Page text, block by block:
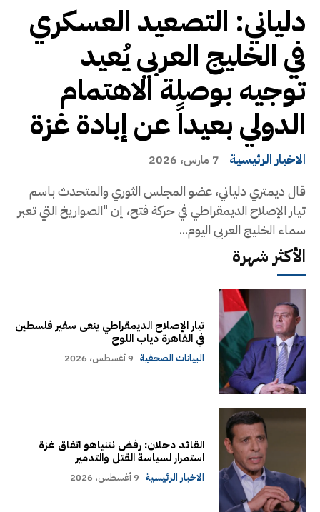
دلياني: التصعيد العسكري
في الخليج العربي يُعيد
توجيه بوصلة الاهتمام
الدولي بعيداً عن إبادة غزة
الاخبار الرئيسية 7 مارس، 2026
قال ديمتري دلياني، عضو المجلس الثوري والمتحدث باسم
تيار الإصلاح الديمقراطي في حركة فتح، إن "الصواريخ التي تعبر
سماء الخليج العربي اليوم...
الأكثر شهرة
تيار الإصلاح الديمقراطي ينعى سفير فلسطين
في القاهرة دياب اللوح
البيانات الصحفية 9 أغسطس، 2026
القائد دحلان: رفض نتنياهو اتفاق غزة
استمرار لسياسة القتل والتدمير
الاخبار الرئيسية 9 أغسطس، 2026